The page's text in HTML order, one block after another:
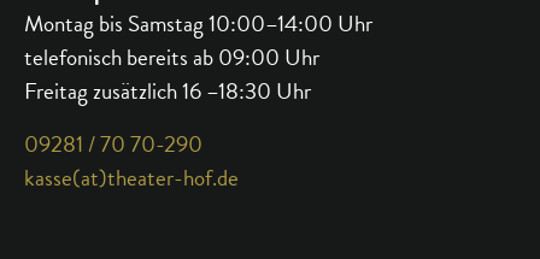
Montag bis Samstag 10:00–14:00 Uhr
telefonisch bereits ab 09:00 Uhr
Freitag zusätzlich 16 –18:30 Uhr
09281 / 70 70-290
kasse(at)theater-hof.de